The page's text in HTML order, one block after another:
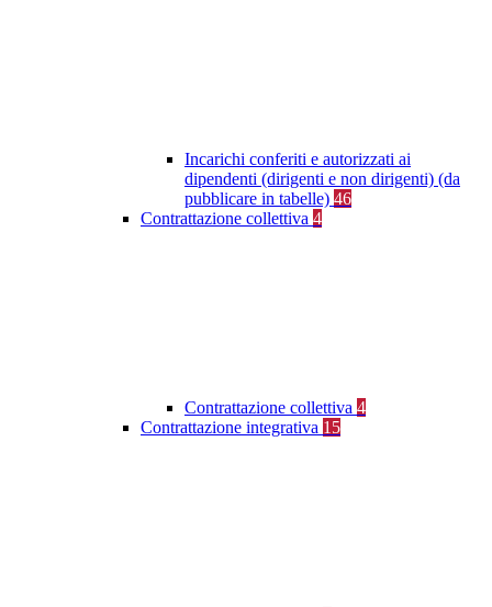
Incarichi conferiti e autorizzati ai
dipendenti (dirigenti e non dirigenti) (da
pubblicare in tabelle) 46
Contrattazione collettiva 4
Contrattazione collettiva 4
Contrattazione integrativa 15